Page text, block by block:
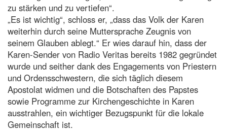
zu stärken und zu vertiefen“.
„Es ist wichtig“, schloss er, „dass das Volk der Karen
weiterhin durch seine Muttersprache Zeugnis von
seinem Glauben ablegt.“ Er wies darauf hin, dass der
Karen-Sender von Radio Veritas bereits 1982 gegründet
wurde und seither dank des Engagements von Priestern
und Ordensschwestern, die sich täglich diesem
Apostolat widmen und die Botschaften des Papstes
sowie Programme zur Kirchengeschichte in Karen
ausstrahlen, ein wichtiger Bezugspunkt für die lokale
Gemeinschaft ist.